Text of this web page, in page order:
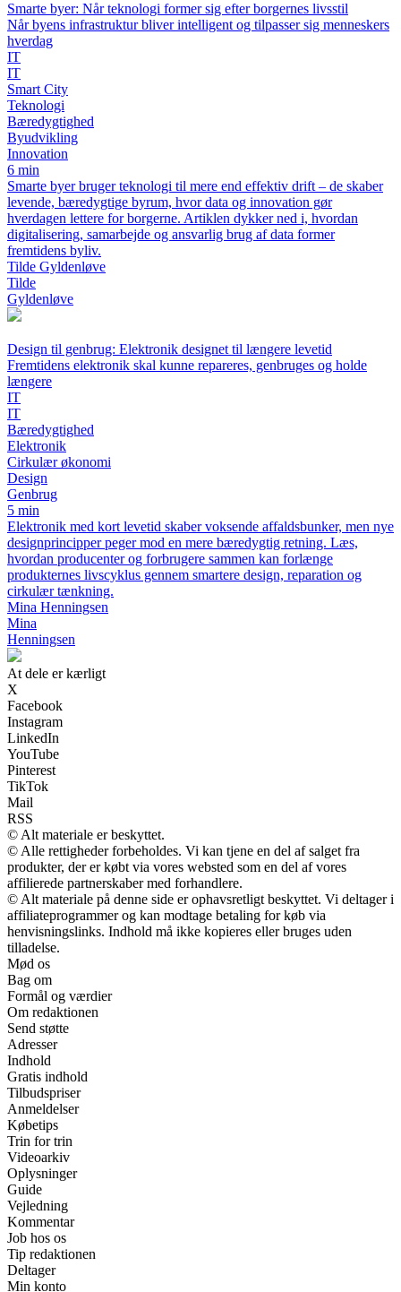
Smarte byer: Når teknologi former sig efter borgernes livsstil
Når byens infrastruktur bliver intelligent og tilpasser sig menneskers
hverdag
IT
IT
Smart City
Teknologi
Bæredygtighed
Byudvikling
Innovation
6 min
Smarte byer bruger teknologi til mere end effektiv drift – de skaber
levende, bæredygtige byrum, hvor data og innovation gør
hverdagen lettere for borgerne. Artiklen dykker ned i, hvordan
digitalisering, samarbejde og ansvarlig brug af data former
fremtidens byliv.
Tilde Gyldenløve
Tilde
Gyldenløve
Design til genbrug: Elektronik designet til længere levetid
Fremtidens elektronik skal kunne repareres, genbruges og holde
længere
IT
IT
Bæredygtighed
Elektronik
Cirkulær økonomi
Design
Genbrug
5 min
Elektronik med kort levetid skaber voksende affaldsbunker, men nye
designprincipper peger mod en mere bæredygtig retning. Læs,
hvordan producenter og forbrugere sammen kan forlænge
produkternes livscyklus gennem smartere design, reparation og
cirkulær tænkning.
Mina Henningsen
Mina
Henningsen
At dele er kærligt
X
Facebook
Instagram
LinkedIn
YouTube
Pinterest
TikTok
Mail
RSS
© Alt materiale er beskyttet.
© Alle rettigheder forbeholdes. Vi kan tjene en del af salget fra
produkter, der er købt via vores websted som en del af vores
affilierede partnerskaber med forhandlere.
© Alt materiale på denne side er ophavsretligt beskyttet. Vi deltager i
affiliateprogrammer og kan modtage betaling for køb via
henvisningslinks. Indhold må ikke kopieres eller bruges uden
tilladelse.
Mød os
Bag om
Formål og værdier
Om redaktionen
Send støtte
Adresser
Indhold
Gratis indhold
Tilbudspriser
Anmeldelser
Købetips
Trin for trin
Videoarkiv
Oplysninger
Guide
Vejledning
Kommentar
Job hos os
Tip redaktionen
Deltager
Min konto